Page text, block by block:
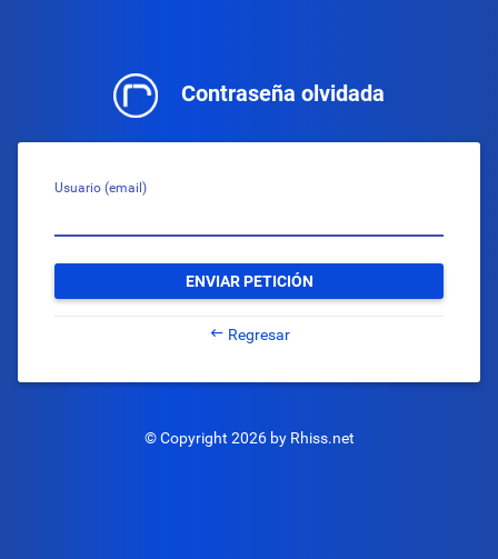
Contraseña olvidada
Usuario (email)
ENVIAR PETICIÓN
Regresar
© Copyright 2026 by Rhiss.net